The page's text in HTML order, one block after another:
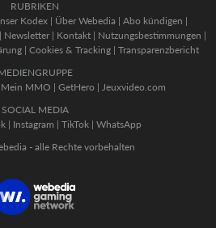
RUBRIKEN
Kodex | Über Webedia | Abo kündigen |
| Newsletter | Kontakt | Nutzungsbestimmungen |
| Cookies & Tracking | Transparenzbericht
Mein MMO | GetHero | Jeuxvideo.com
SOCIAL MEDIA
| Instagram | TikTok | WhatsApp
- alle Rechte vorbehalten